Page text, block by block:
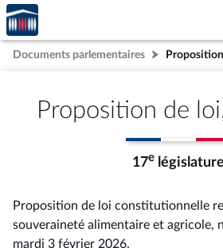
Aller au contenu
Aller en bas de la page
Accèder
à la
page
d'accueil
Documents parlementaires
Proposition de
17e législature
Proposition de loi constitutionnelle
souveraineté alimentaire et agricole,
mardi 3 février 2026.